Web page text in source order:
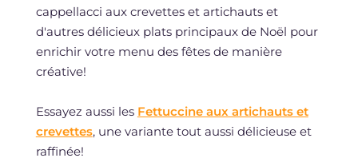
cappellacci aux crevettes et artichauts et
d'autres délicieux plats principaux de Noël pour
enrichir votre menu des fêtes de manière
créative!
Essayez aussi les Fettuccine aux artichauts et
crevettes, une variante tout aussi délicieuse et
raffinée!